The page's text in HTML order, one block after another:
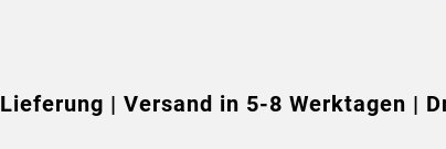
| Versand in 5-8 Werktagen |